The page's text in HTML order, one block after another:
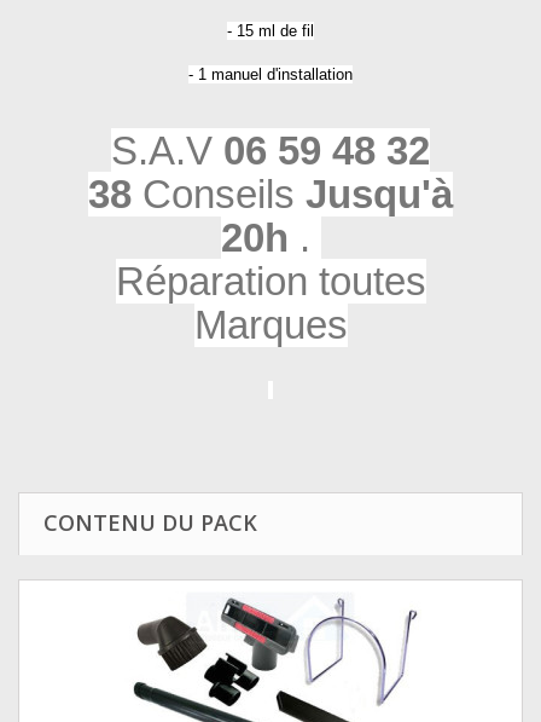
- 15 ml de fil
- 1 manuel d'installation
S.A.V 06 59 48 32
38 Conseils Jusqu'à
20h .
Réparation toutes
Marques
CONTENU DU PACK